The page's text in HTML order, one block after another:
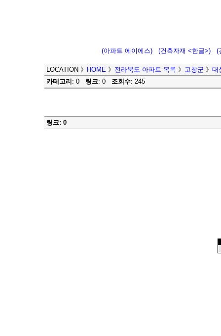
(아파트 에이에스) (건축자재 <한글>) (
LOCATION 》 HOME 》 전라북도-아파트 목록 》 고창군 》 대
카테고리 : 0 링크: 0 조회수: 245
링크: 0